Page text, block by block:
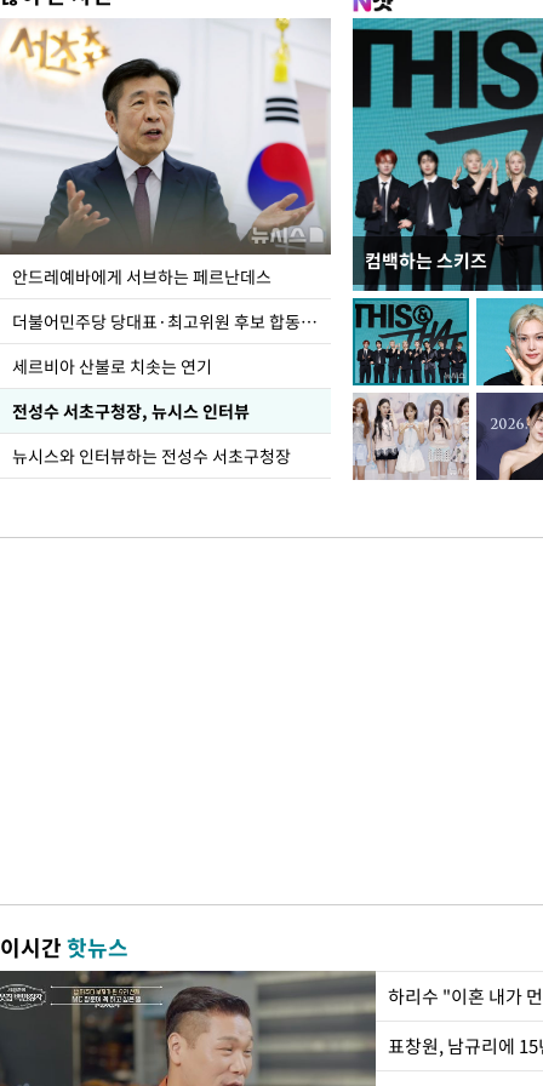
안드레예바에게 서브하는 페르난데스
더불어민주당 당대표·최고위원 후보 합동연설회
세르비아 산불로 치솟는 연기
전성수 서초구청장, 뉴시스 인터뷰
뉴시스와 인터뷰하는 전성수 서초구청장
컴백하는 스키즈
이 대통령, 국가폭력
가 책임지고 치유"
이시간핫뉴스
하리수 "이혼 내가